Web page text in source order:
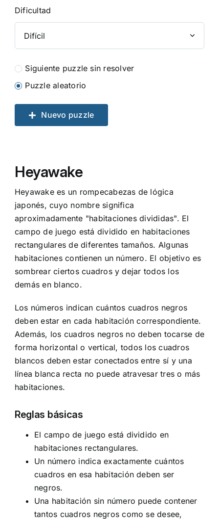
Dificultad
Siguiente puzzle sin resolver
Puzzle aleatorio
Nuevo puzzle
Heyawake
Heyawake es un rompecabezas de lógica
japonés, cuyo nombre significa
aproximadamente "habitaciones divididas". El
campo de juego está dividido en habitaciones
rectangulares de diferentes tamaños. Algunas
habitaciones contienen un número. El objetivo es
sombrear ciertos cuadros y dejar todos los
demás en blanco.
Los números indican cuántos cuadros negros
deben estar en cada habitación correspondiente.
Además, los cuadros negros no deben tocarse de
forma horizontal o vertical, todos los cuadros
blancos deben estar conectados entre sí y una
línea blanca recta no puede atravesar tres o más
habitaciones.
Reglas básicas
El campo de juego está dividido en
habitaciones rectangulares.
Un número indica exactamente cuántos
cuadros en esa habitación deben ser
negros.
Una habitación sin número puede contener
tantos cuadros negros como se desee,